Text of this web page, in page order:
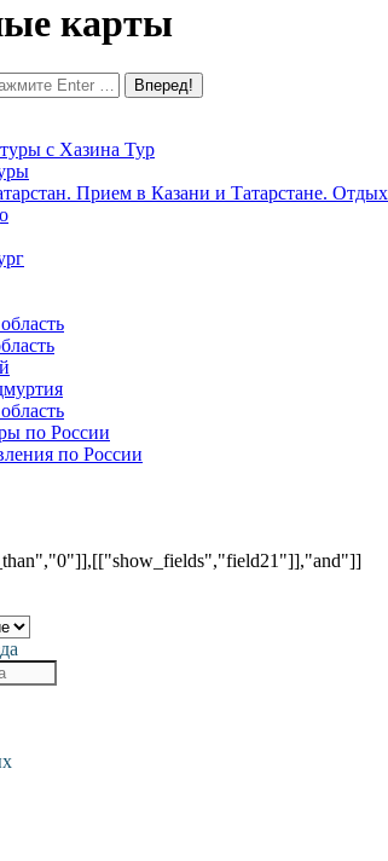
карты
с Хазина Тур
Прием в Казани и Татарстане.
по России
по России